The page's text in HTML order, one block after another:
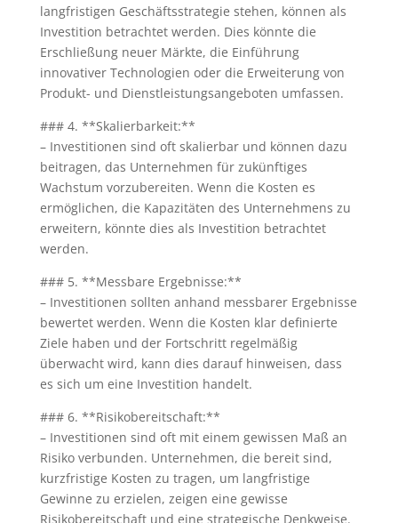
langfristigen Geschäftsstrategie stehen, können als
Investition betrachtet werden. Dies könnte die
Erschließung neuer Märkte, die Einführung
innovativer Technologien oder die Erweiterung von
Produkt- und Dienstleistungsangeboten umfassen.
### 4. **Skalierbarkeit:**
– Investitionen sind oft skalierbar und können dazu
beitragen, das Unternehmen für zukünftiges
Wachstum vorzubereiten. Wenn die Kosten es
ermöglichen, die Kapazitäten des Unternehmens zu
erweitern, könnte dies als Investition betrachtet
werden.
### 5. **Messbare Ergebnisse:**
– Investitionen sollten anhand messbarer Ergebnisse
bewertet werden. Wenn die Kosten klar definierte
Ziele haben und der Fortschritt regelmäßig
überwacht wird, kann dies darauf hinweisen, dass
es sich um eine Investition handelt.
### 6. **Risikobereitschaft:**
– Investitionen sind oft mit einem gewissen Maß an
Risiko verbunden. Unternehmen, die bereit sind,
kurzfristige Kosten zu tragen, um langfristige
Gewinne zu erzielen, zeigen eine gewisse
Risikobereitschaft und eine strategische Denkweise.